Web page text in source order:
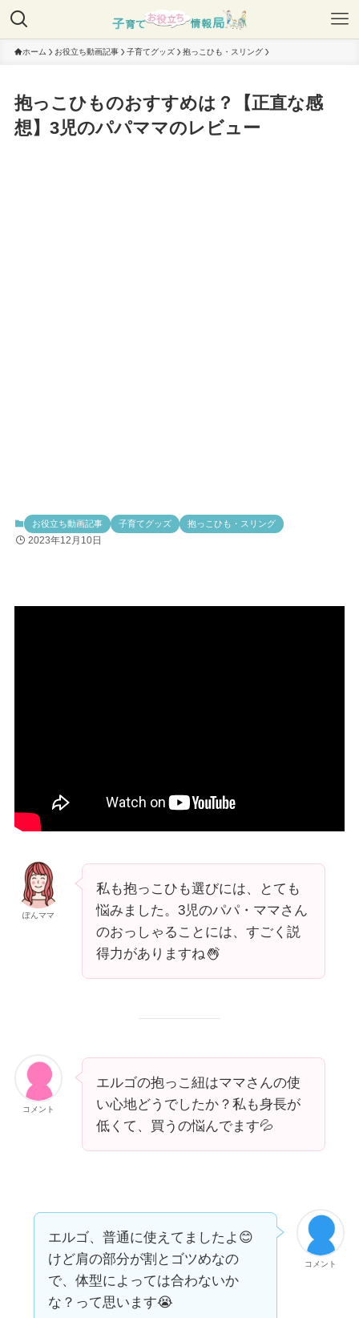
ホーム お役立ち動画記事 子育てグッズ 抱っこひも・スリング
抱っこひものおすすめは？【正直な感
想】3児のパパママのレビュー
お役立ち動画記事 子育てグッズ 抱っこひも・スリング
2023年12月10日
ぽんママ
私も抱っこひも選びには、とても
悩みました。3児のパパ・ママさん
のおっしゃることには、すごく説
得力がありますね
コメント
エルゴの抱っこ紐はママさんの使
い心地どうでしたか？私も身長が
低くて、買うの悩んでます💦
コメント
エルゴ、普通に使えてましたよ😊
けど肩の部分が割とゴツめなの
で、体型によっては合わないか
な？って思います😭